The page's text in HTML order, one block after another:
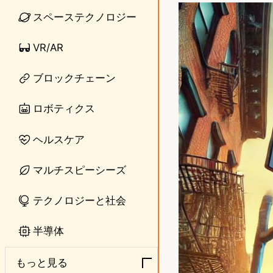
スペーステクノロジー
VR/AR
ブロックチェーン
ロボティクス
ヘルスケア
マルチスピーシーズ
テクノロジーと社会
半導体
もっと見る
n
e
s
o
d
o
n